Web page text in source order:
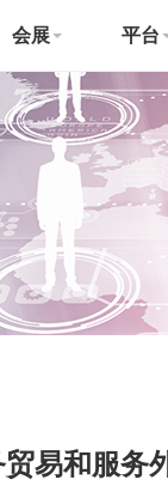
会展 平台
易和服务